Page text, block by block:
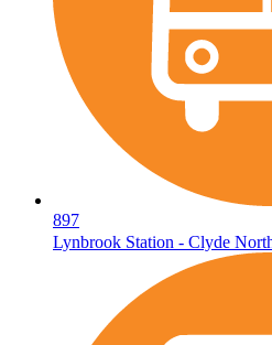
897
Lynbrook Station - Clyde